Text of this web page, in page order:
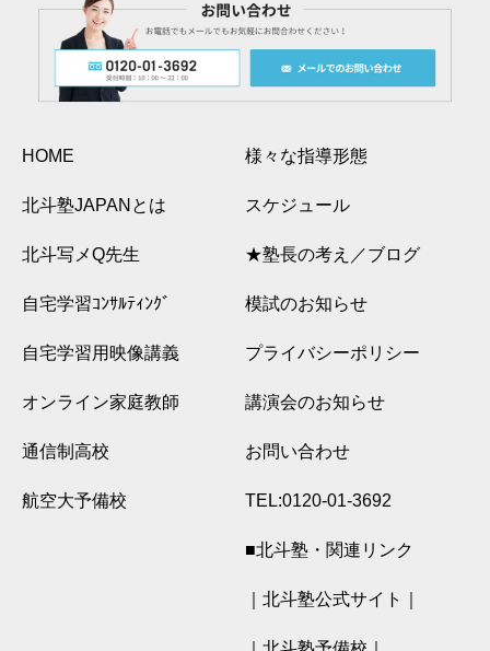
HOME
北斗塾JAPANとは
北斗写メQ先生
自宅学習ｺﾝｻﾙﾃｨﾝｸﾞ
自宅学習用映像講義
オンライン家庭教師
通信制高校
航空大予備校
様々な指導形態
スケジュール
★塾長の考え／ブログ
模試のお知らせ
プライバシーポリシー
講演会のお知らせ
お問い合わせ
TEL:0120-01-3692
■北斗塾・関連リンク
｜北斗塾公式サイト｜